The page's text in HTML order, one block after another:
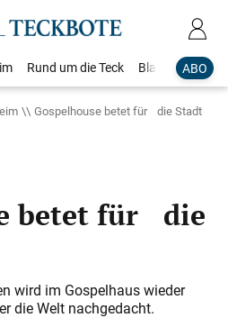
ABO
Rund um die Teck Blaulicht
Gospelhouse betet für die Stadt
betet für die
wird im Gospelhaus wieder
die Welt nachgedacht.